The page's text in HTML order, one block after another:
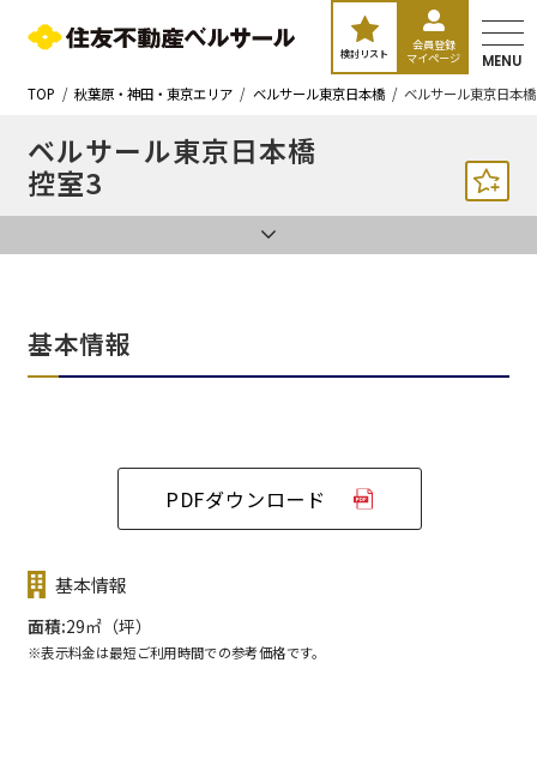
検討リスト
会員登録
マイページ
MENU
TOP
秋葉原・神田・東京エリア ベルサール東京日本橋 ベルサール東京日本
ベルサール東京日本橋
控室3
基本情報
PDFダウンロード
基本情報
面積 29㎡（坪）
※表示料金は最短ご利用時間での参考価格です。